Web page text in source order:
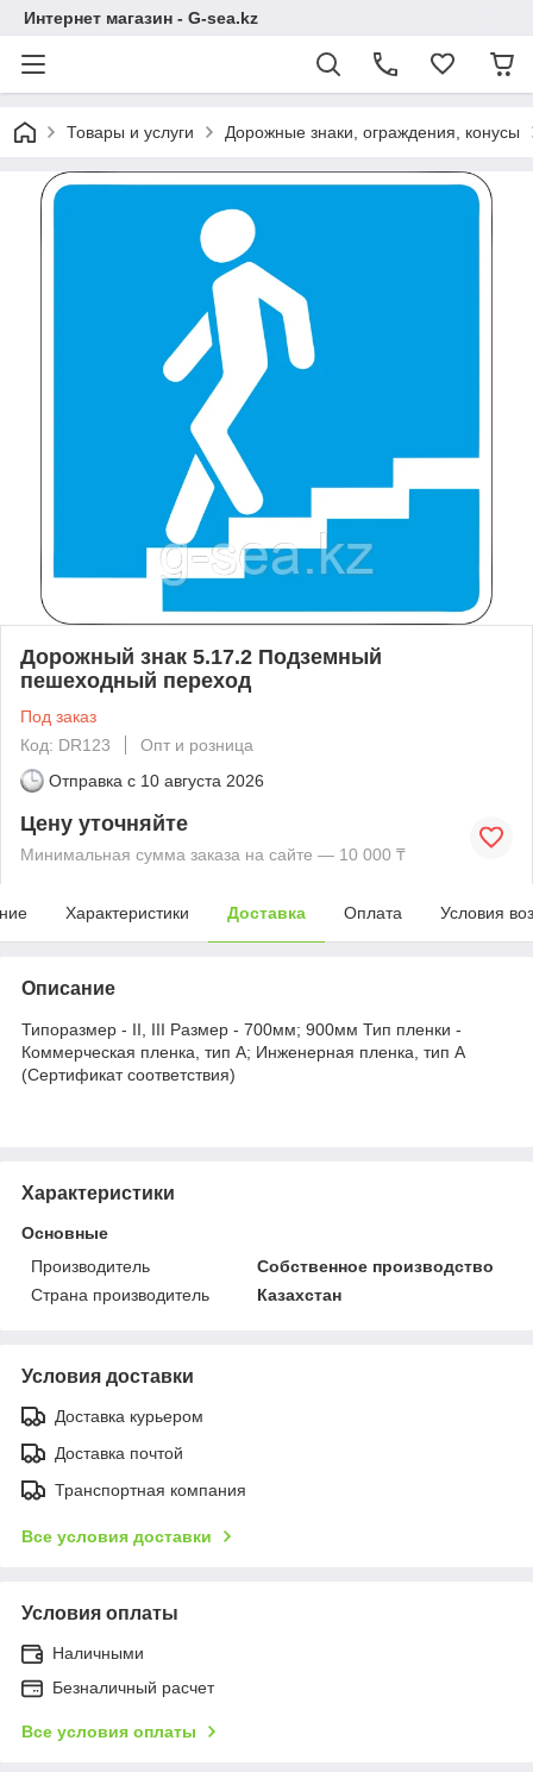
Интернет магазин - G-sea.kz
Товары и услуги Дорожные знаки, ограждения, конусы
Дорожный знак 5.17.2 Подземный
пешеходный переход
Под заказ
Код: DR123
Опт и розница
Отправка с 10 августа 2026
Цену уточняйте
Минимальная сумма заказа на сайте — 10 000 ₸
Характеристики Доставка Оплата Условия
Описание
Типоразмер - II, III Размер - 700мм; 900мм Тип пленки -
Коммерческая пленка, тип А; Инженерная пленка, тип А
(Сертификат соответствия)
Характеристики
Основные
Производитель
Собственное производство
Страна производитель
Казахстан
Условия доставки
Доставка курьером
Доставка почтой
Транспортная компания
Все условия доставки
Условия оплаты
Наличными
Безналичный расчет
Все условия оплаты